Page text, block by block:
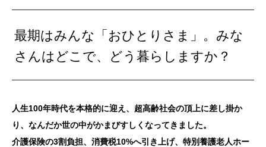
最期はみんな「おひとりさま」。みな
さんはどこで、どう暮らしますか？
人生100年時代を本格的に迎え、超高齢社会の頂上に差し掛か
り、なんだか世の中がかまびすしくなってきました。
介護保険の3割負担、消費税10%へ引き上げ、特別養護老人ホー